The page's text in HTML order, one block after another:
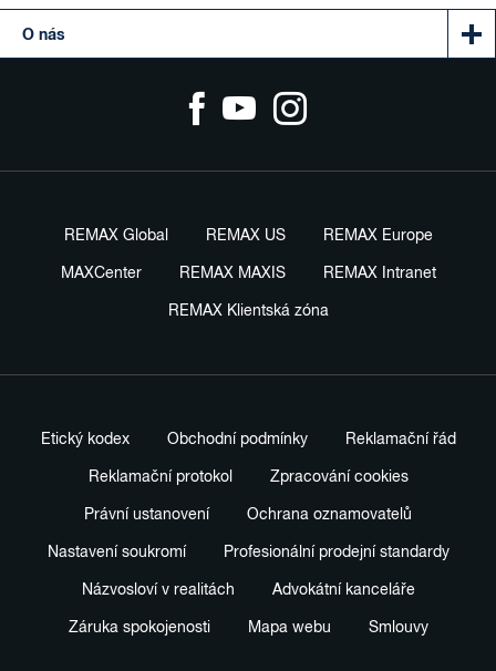
O nás
REMAX Global REMAX US REMAX Europe
MAXCenter REMAX MAXIS REMAX Intranet
REMAX Klientská zóna
Etický kodex Obchodní podmínky Reklamační řád
Reklamační protokol Zpracování cookies
Právní ustanovení Ochrana oznamovatelů
Nastavení soukromí Profesionální prodejní standardy
Názvosloví v realitách Advokátní kanceláře
Záruka spokojenosti Mapa webu Smlouvy